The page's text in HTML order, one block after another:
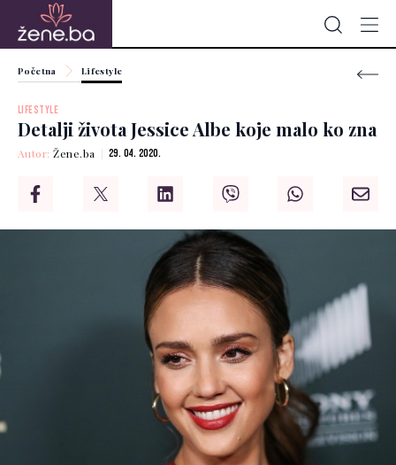
Početna Lifestyle
LIFESTYLE
Detalji života Jessice Albe koje malo ko zna
Autor:Žene.ba 29. 04. 2020.